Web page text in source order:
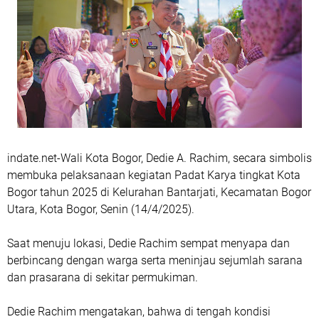
indate.net-Wali Kota Bogor, Dedie A. Rachim, secara simbolis
membuka pelaksanaan kegiatan Padat Karya tingkat Kota
Bogor tahun 2025 di Kelurahan Bantarjati, Kecamatan Bogor
Utara, Kota Bogor, Senin (14/4/2025).
Saat menuju lokasi, Dedie Rachim sempat menyapa dan
berbincang dengan warga serta meninjau sejumlah sarana
dan prasarana di sekitar permukiman.
Dedie Rachim mengatakan, bahwa di tengah kondisi